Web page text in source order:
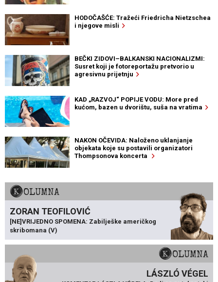
HODOČAŠĆE: Tražeći Friedricha Nietzschea
i njegove misli
BEČKI ZIDOVI–BALKANSKI NACIONALIZMI:
Susret koji je fotoreportažu pretvorio u
agresivnu prijetnju
KAD „RAZVOJ“ POPIJE VODU: More pred
kućom, bazen u dvorištu, suša na vratima
NAKON OČEVIDA: Naloženo uklanjanje
objekata koje su postavili organizatori
Thompsonova koncerta
KOLUMNA
ZORAN TEOFILOVIĆ
[NE]VRIJEDNO SPOMENA: Zabilješke američkog
skribomana (V)
KOLUMNA
LÁSZLÓ VÉGEL